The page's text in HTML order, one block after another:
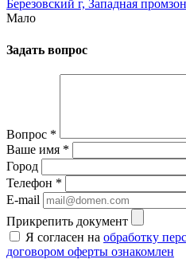
Березовский г, Западная
Мало
Задать вопрос
Вопрос *
Ваше имя *
Город
Телефон *
E-mail
Прикрепить документ
Я согласен на обработку
договором оферты ознакомлен